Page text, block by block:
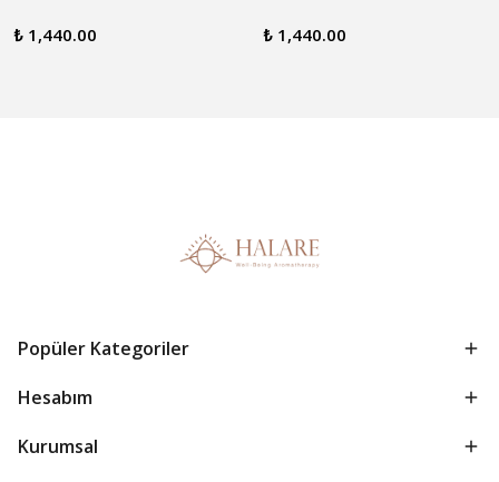
₺ 1,440.00 ₺ 1,440.00
Popüler Kategoriler
Hesabım
Kurumsal